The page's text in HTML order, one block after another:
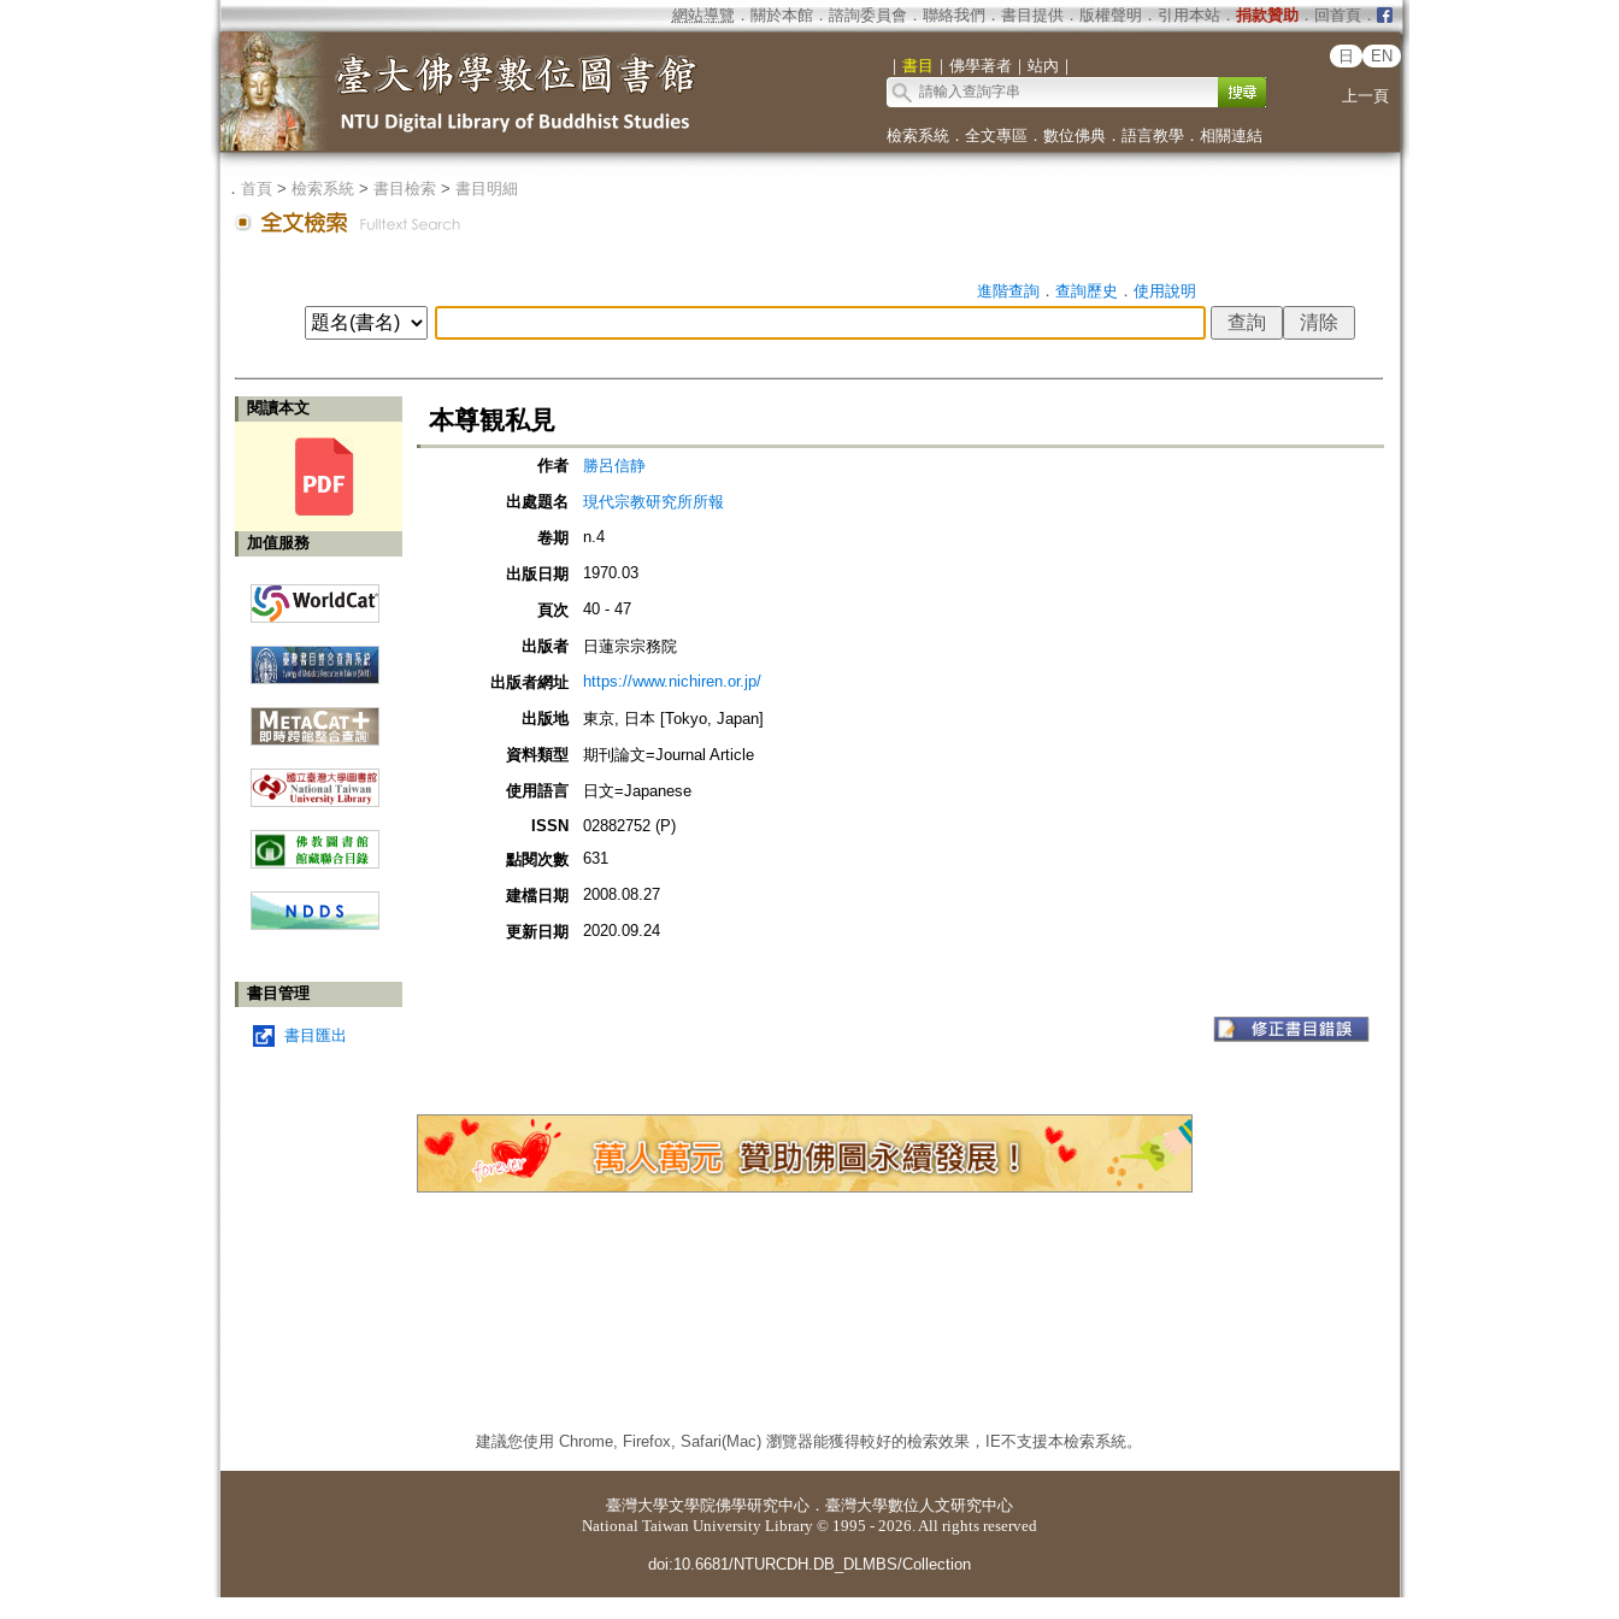
網站導覽 ． 關於本館． 諮詢委員會． 聯絡我們 ． 書目提供． 版權聲明 ． 引用本站． 捐款贊助．回首頁．
｜ 書目 ｜ 佛學著者｜ 站內 ｜
日 EN
上一頁
檢索系統． 全文專區 ． 數位佛典． 語言教學． 相關連結
． 首頁> 檢索系統> 書目檢索> 書目明細
進階查詢． 查詢歷史 ． 使用說明
閱讀本文
加值服務
書目管理
書目匯出
本尊観私見
作者
勝呂信静
出處題名
現代宗教研究所所報
卷期
n.4
出版日期 1970.03
頁次 40 - 47
出版者
日蓮宗宗務院
出版者網址
https://www.nichiren.or.jp/
出版地
東京, 日本 [Tokyo, Japan]
資料類型
期刊論文=Journal Article
使用語言
日文=Japanese
ISSN
02882752 (P)
點閱次數
631
建檔日期 2008.08.27
更新日期 2020.09.24
建議您使用 Chrome, Firefox, Safari(Mac) 瀏覽器能獲得較好的檢索效果，IE不支援本檢索系統。
臺灣大學文學院佛學研究中心 ． 臺灣大學數位人文研究中心
National Taiwan University Library © 1995 - 2026. All rights reserved
doi:10.6681/NTURCDH.DB_DLMBS/Collection